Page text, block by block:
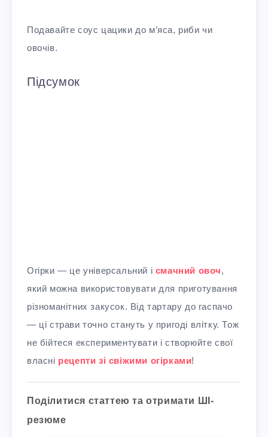
Подавайте соус цацики до м’яса, риби чи
овочів.
Підсумок
Огірки — це універсальний і смачний овоч,
який можна використовувати для приготування
різноманітних закусок. Від тартару до гаспачо
— ці страви точно стануть у пригоді влітку. Тож
не бійтеся експериментувати і створюйте свої
власні рецепти зі свіжими огірками!
Поділитися статтею та отримати ШІ-
резюме